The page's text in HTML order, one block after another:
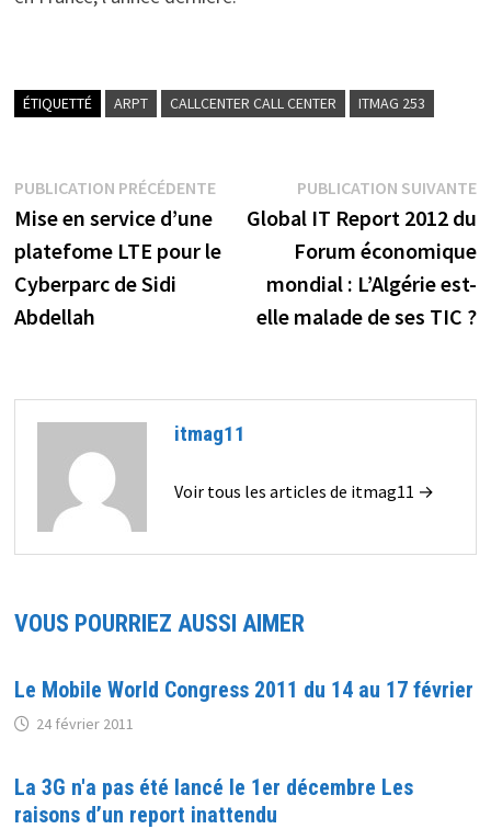
ÉTIQUETTÉ ARPT CALLCENTER CALL CENTER ITMAG 253
Navigation
de
l’article
PUBLICATION PRÉCÉDENTEPublication
précédente :
Mise en service d’une
platefome LTE pour le
Cyberparc de Sidi
Abdellah
PUBLICATION SUIVANTE
Global IT Report 2012 du
Forum économique
mondial : L’Algérie est-
elle malade de ses TIC ?
itmag11
Voir tous les articles de itmag11 →
VOUS POURRIEZ AUSSI AIMER
Le Mobile World Congress 2011 du 14 au 17 février
24 février 2011
La 3G n'a pas été lancé le 1er décembre Les
raisons d’un report inattendu